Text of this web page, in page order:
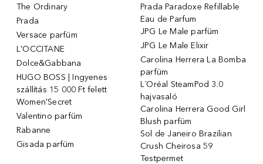
The Ordinary
Prada
Versace parfüm
L'OCCITANE
Dolce&Gabbana
HUGO BOSS | Ingyenes
szállítás 15 000 Ft felett
Women'Secret
Valentino parfüm
Rabanne
Gisada parfüm
Prada Paradoxe Refillable
Eau de Parfum
JPG Le Male parfüm
JPG Le Male Elixir
Carolina Herrera La Bomba
parfüm
L´Oréal SteamPod 3.0
hajvasaló
Carolina Herrera Good Girl
Blush parfüm
Sol de Janeiro Brazilian
Crush Cheirosa 59
Testpermet